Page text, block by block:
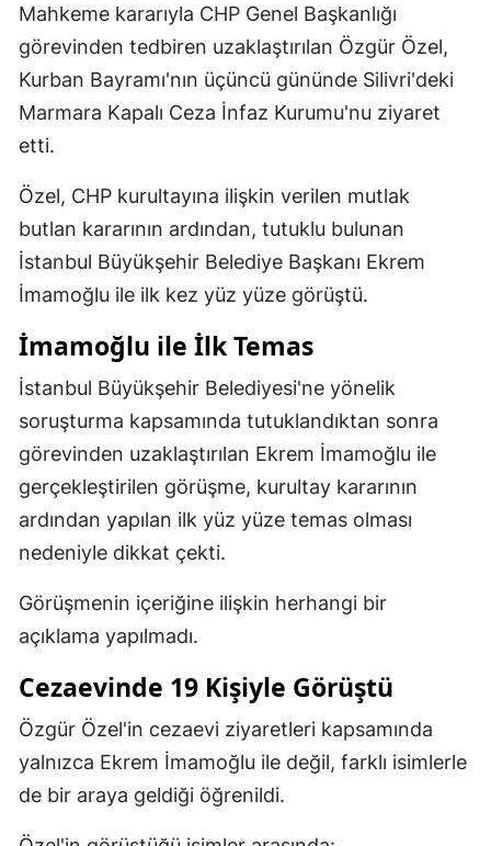
Gümüşhane
Hakkari
Mersin
İstanbul
İzmir
Kars
Kastamonu
Kayseri
Kırklareli
Kırşehir
Manisa
Kahramanmaraş
Mahkeme kararıyla CHP Genel Başkanlığı
görevinden tedbiren uzaklaştırılan Özgür Özel,
Kurban Bayramı'nın üçüncü gününde Silivri'deki
Marmara Kapalı Ceza İnfaz Kurumu'nu ziyaret
etti.
Özel, CHP kurultayına ilişkin verilen mutlak
butlan kararının ardından, tutuklu bulunan
İstanbul Büyükşehir Belediye Başkanı Ekrem
İmamoğlu ile ilk kez yüz yüze görüştü.
İmamoğlu ile İlk Temas
İstanbul Büyükşehir Belediyesi'ne yönelik
soruşturma kapsamında tutuklandıktan sonra
görevinden uzaklaştırılan Ekrem İmamoğlu ile
gerçekleştirilen görüşme, kurultay kararının
ardından yapılan ilk yüz yüze temas olması
nedeniyle dikkat çekti.
Görüşmenin içeriğine ilişkin herhangi bir
açıklama yapılmadı.
Cezaevinde 19 Kişiyle Görüştü
Özgür Özel'in cezaevi ziyaretleri kapsamında
yalnızca Ekrem İmamoğlu ile değil, farklı isimlerle
de bir araya geldiği öğrenildi.